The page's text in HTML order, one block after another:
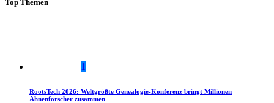
Top Themen
1
RootsTech 2026: Weltgrößte Genealogie-Konferenz bringt Millionen
Ahnenforscher zusammen